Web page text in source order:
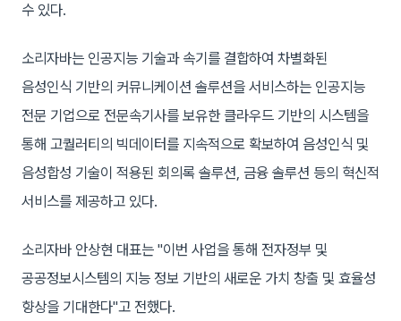
수 있다.
소리자바는 인공지능 기술과 속기를 결합하여 차별화된
음성인식 기반의 커뮤니케이션 솔루션을 서비스하는 인공지능
전문 기업으로 전문속기사를 보유한 클라우드 기반의 시스템을
통해 고퀄러티의 빅데이터를 지속적으로 확보하여 음성인식 및
음성합성 기술이 적용된 회의록 솔루션, 금융 솔루션 등의 혁신적
서비스를 제공하고 있다.
소리자바 안상현 대표는 "이번 사업을 통해 전자정부 및
공공정보시스템의 지능 정보 기반의 새로운 가치 창출 및 효율성
향상을 기대한다"고 전했다.